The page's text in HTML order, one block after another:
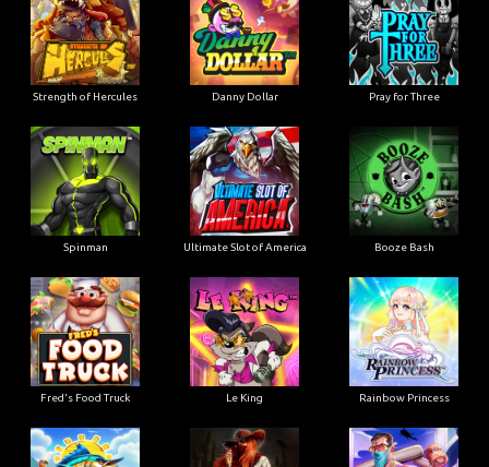
Strength of Hercules Danny Dollar Pray for Three
Spinman Ultimate Slot of America Booze Bash
Fred's Food Truck Le King Rainbow Princess